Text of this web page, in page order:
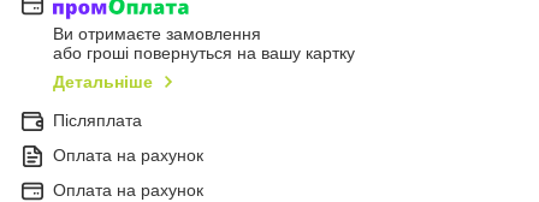
Ви отримаєте замовлення
або гроші повернуться на вашу картку
Детальніше
Післяплата
Оплата на рахунок
Оплата на рахунок